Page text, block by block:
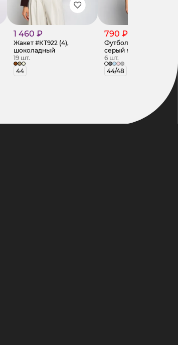
1 460 ₽
Жакет #КТ922 (4),
шоколадный
19 шт.
44
790 ₽
Футболка #КТ542,
серый меланж
6 шт.
44/48